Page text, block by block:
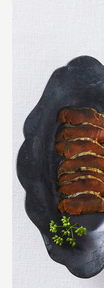
2種類のインプットが
ること。もうひとつ
と発見することです。
古いものは日本や中
ギリスなどのヨーロ
だったり模様だった
インして形にすること